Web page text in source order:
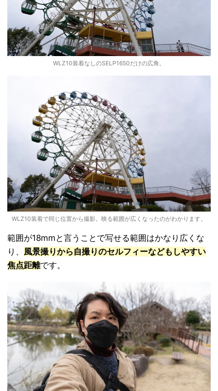
WLZ10装着なしのSELP1650だけの広角。
WLZ10装着で同じ位置から撮影。映る範囲が広くなったのがわかります。
範囲が18mmと言うことで写せる範囲はかなり広くな
り、 風景撮りから自撮りのセルフィーなどもしやすい
焦点距離です。